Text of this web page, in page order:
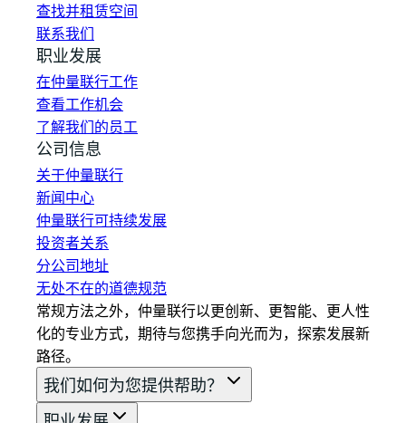
查找并租赁空间
联系我们
职业发展
在仲量联行工作
查看工作机会
了解我们的员工
公司信息
关于仲量联行
新闻中心
仲量联行可持续发展
投资者关系
分公司地址
无处不在的道德规范
常规方法之外，仲量联行以更创新、更智能、更人性
化的专业方式，期待与您携手向光而为，探索发展新
路径。
我们如何为您提供帮助？